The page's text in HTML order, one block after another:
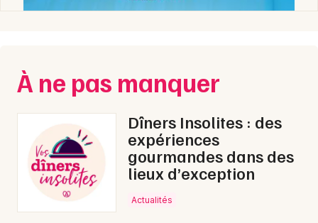
À ne pas manquer
Dîners Insolites : des
expériences
gourmandes dans des
lieux d’exception
Actualités